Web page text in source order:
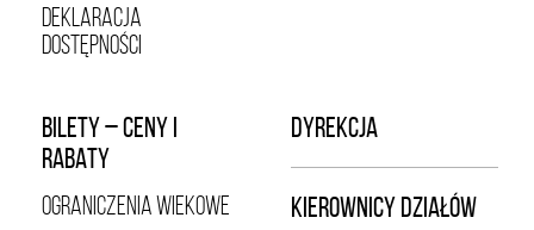
DEKLARACJA
DOSTĘPNOŚCI
BILETY – CENY I
RABATY
OGRANICZENIA WIEKOWE
DYREKCJA
KIEROWNICY DZIAŁÓW